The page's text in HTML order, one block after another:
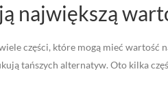
największą
części, które mogą mieć
tańszych alternatyw. Oto kilka